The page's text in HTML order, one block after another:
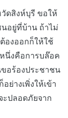
สิงห์บุรี ขอให้
อยู่ที่บ้าน ถ้าไม่
องออกก็ให้ใช้
นึ่งคือการบล๊อค
อร้องประชาชน
ย่างเพิ่งให้เข้า
ะปลอดภัยจาก